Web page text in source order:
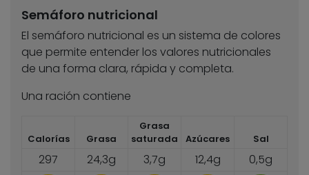
Semáforo nutricional
El semáforo nutricional es un sistema de colores
que permite entender los valores nutricionales
de una forma clara, rápida y completa.
Una ración contiene
Calorías Grasa
Grasa
saturada
Azúcares Sal
297 24,3g 3,7g 12,4g 0,5g